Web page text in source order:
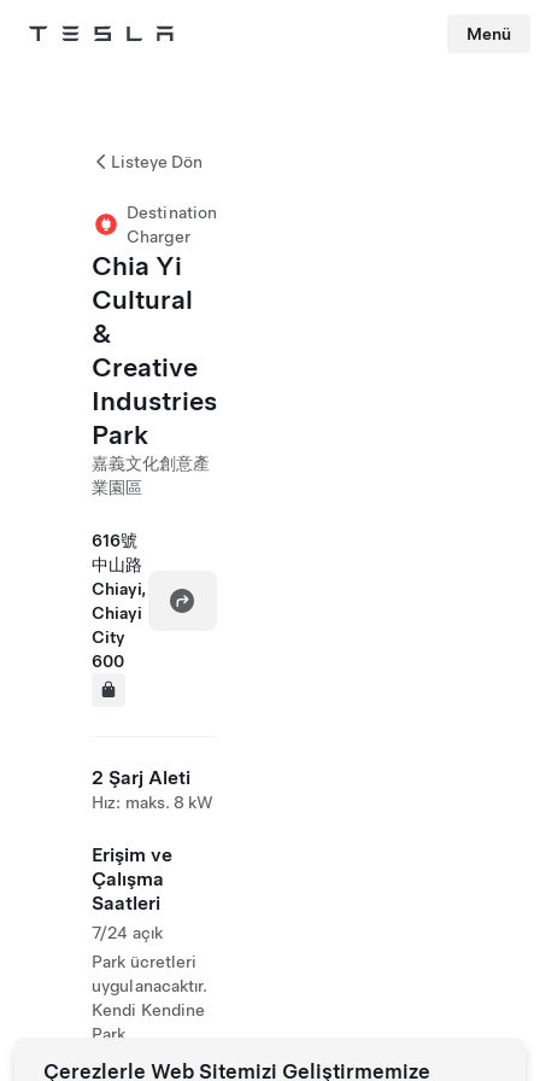
Tesla Menü
Listeye Dön
Destination
Charger
Chia Yi
Cultural
&
Creative
Industries
Park
嘉義文化創意產
業園區
616號
中山路
Chiayi,
Chiayi
City
600
2 Şarj Aleti
Hız: maks. 8 kW
Erişim ve
Çalışma
Saatleri
7/24 açık
Park ücretleri
uygulanacaktır.
Kendi Kendine
Park
Çerezlerle Web Sitemizi Geliştirmemize